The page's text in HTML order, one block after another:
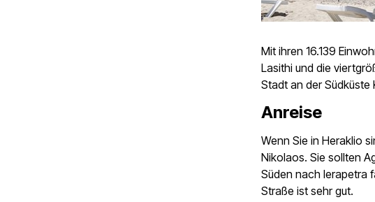
Mit ihren 16.139
Lasithi und die
Stadt an der Südküste
Anreise
Wenn Sie in Heraklio
Nikolaos. Sie sollten
Süden nach Ierapetra
Straße ist sehr gut.